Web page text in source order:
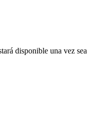
disponible una vez sea